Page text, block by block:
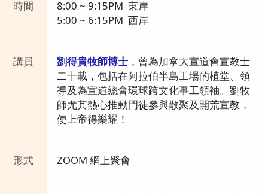
時間
8:00 ~ 9:15PM 東岸
5:00 ~ 6:15PM 西岸
講員 劉得貴牧師博士，曾為加拿大宣道會宣教士
二十載，包括在阿拉伯半島工場的植堂、領
導及為宣道總會環球跨文化事工領袖。劉牧
師尤其熱心推動門徒參與散聚及開荒宣教，
使上帝得樂耀！
形式 ZOOM 網上聚會